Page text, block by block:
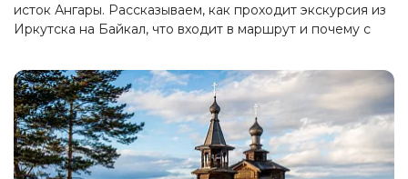
исток Ангары. Рассказываем, как проходит экскурсия из
Иркутска на Байкал, что входит в маршрут и почему с